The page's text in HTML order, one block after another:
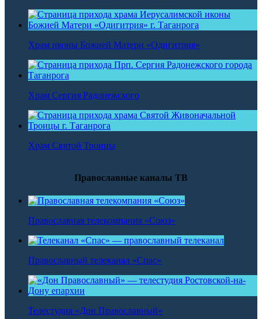
Храм иконы Божией Матери «Одигитрия»
Храм Сергия Радонежского
Храм Святой Троицы
Православные каналы ТВ
Православная телекомпания «Союз»
Православный телеканал «Спас»
Телестудия «Дон Православный»